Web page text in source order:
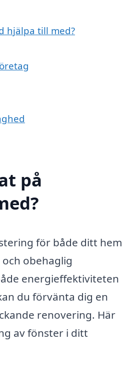
hjälpa till med?
på
för både ditt hem
obehaglig
energieffektiviteten
du förvänta dig en
renovering. Här
av fönster i ditt